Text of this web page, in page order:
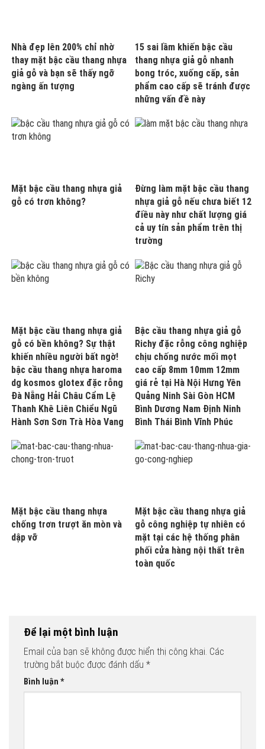
Nhà đẹp lên 200% chỉ nhờ
thay mặt bậc cầu thang nhựa
giả gỗ và bạn sẽ thấy ngỡ
ngàng ấn tượng
15 sai lầm khiến bậc cầu
thang nhựa giả gỗ nhanh
bong tróc, xuống cấp, sản
phẩm cao cấp sẽ tránh được
những vấn đề này
Mặt bậc cầu thang nhựa giả
gỗ có trơn không?
Đừng làm mặt bậc cầu thang
nhựa giả gỗ nếu chưa biết 12
điều này như chất lượng giá
cả uy tín sản phẩm trên thị
trường
Mặt bậc cầu thang nhựa giả
gỗ có bền không? Sự thật
khiến nhiều người bất ngờ!
bậc cầu thang nhựa haroma
dg kosmos glotex đặc rỗng
Đà Nẵng Hải Châu Cẩm Lệ
Thanh Khê Liên Chiểu Ngũ
Hành Sơn Sơn Trà Hòa Vang
Bậc cầu thang nhựa giả gỗ
Richy đặc rỗng công nghiệp
chịu chống nước mối mọt
cao cấp 8mm 10mm 12mm
giá rẻ tại Hà Nội Hưng Yên
Quảng Ninh Sài Gòn HCM
Bình Dương Nam Định Ninh
Bình Thái Bình Vĩnh Phúc
Mặt bậc cầu thang nhựa
chống trơn trượt ăn mòn và
dập vỡ
Mặt bậc cầu thang nhựa giả
gỗ công nghiệp tự nhiên có
mặt tại các hệ thống phân
phối cửa hàng nội thất trên
toàn quốc
Để lại một bình luận
Email của bạn sẽ không được hiển thị công khai. Các
trường bắt buộc được đánh dấu *
Bình luận *